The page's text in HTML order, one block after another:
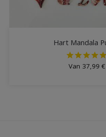
Hart Mandala
Van 37,99€